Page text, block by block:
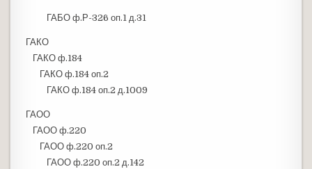
ГАБО ф.Р-326 оп.1 д.31
ГАКО
ГАКО ф.184
ГАКО ф.184 оп.2
ГАКО ф.184 оп.2 д.1009
ГАОО
ГАОО ф.220
ГАОО ф.220 оп.2
ГАОО ф.220 оп.2 д.142